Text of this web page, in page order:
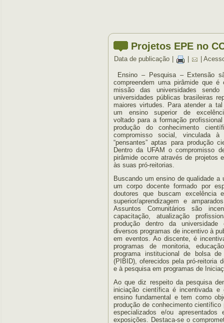
Projetos EPE no
Data de publicação |
Ensino – Pesquisa – Extensão
compreendem uma pirâmide que
missão das universidades
universidades públicas brasileiras
maiores virtudes. Para atender a
um ensino superior de
voltado para a formação
produção do conhecimento
compromisso social, vinculada
“pensantes” aptas para produção
Dentro da UFAM o compromisso
pirâmide ocorre através de projetos
às suas pró-reitorias.
Buscando um ensino de qualidade a
um corpo docente formado por
doutores que buscam excelência
superior/aprendizagem e
Assuntos Comunitários são
capacitação, atualização
produção dentro da universidade
diversos programas de incentivo à
em eventos. Ao discente, é
programas de monitoria,
programa institucional de bolsa
(PIBID), oferecidos pela pró-reitoria
e à pesquisa em programas de
Ao que diz respeito da pesquisa
iniciação científica é incentivada e
ensino fundamental e tem como
produção de conhecimento
especializados e/ou
exposições. Destaca-se o